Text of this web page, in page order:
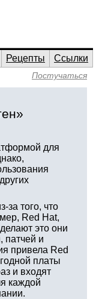
Рецепты
Ссылки
Постучаться
для
за того, что
Red Hat,
это они
патчей и
привела Red
платы
и входят
каждой